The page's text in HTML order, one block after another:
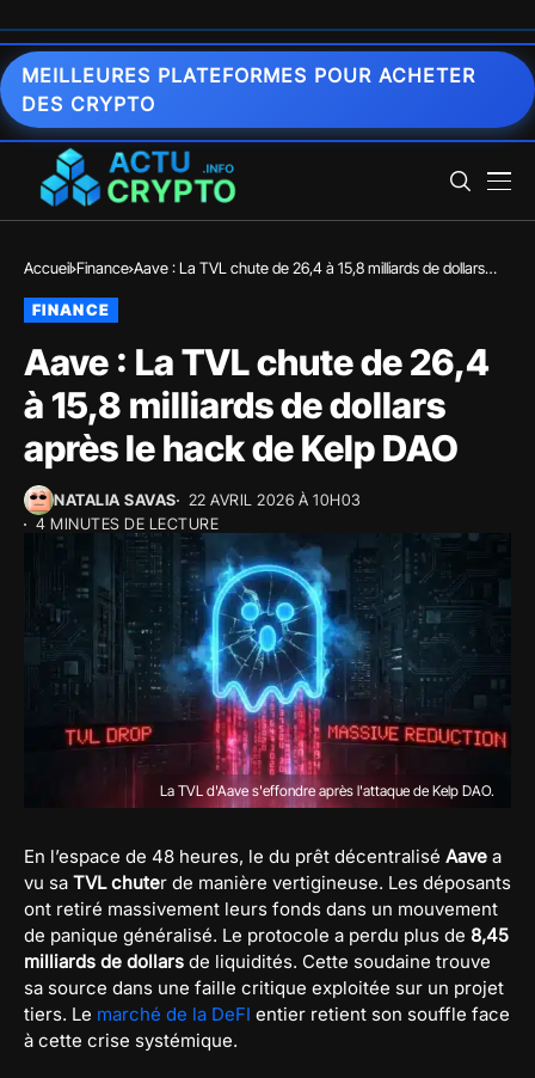
MEILLEURES PLATEFORMES POUR ACHETER
DES CRYPTO
Accueil Finance Aave : La TVL chute de 26,4 à 15,8 milliards de dollars
FINANCE
Aave : La TVL chute de 26,4
à 15,8 milliards de dollars
après le hack de Kelp DAO
NATALIA SAVAS
22 AVRIL 2026 À 10H03
4 MINUTES DE LECTURE
La TVL d'Aave s'effondre après l'attaque de Kelp DAO.
En l’espace de 48 heures, le du prêt décentralisé Aave a
vu sa TVL chuter de manière vertigineuse. Les déposants
ont retiré massivement leurs fonds dans un mouvement
de panique généralisé. Le protocole a perdu plus de 8,45
milliards de dollars de liquidités. Cette soudaine trouve
sa source dans une faille critique exploitée sur un projet
tiers. Le marché de la DeFI entier retient son souffle face
à cette crise systémique.